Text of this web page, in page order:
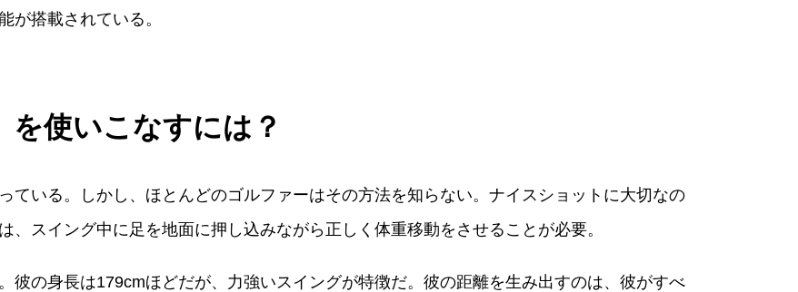
が搭載されている。
を使いこなすには？
ている。しかし、ほとんどのゴルファーはその方法を知らない。ナイスショットに大切なの
、スイング中に足を地面に押し込みながら正しく体重移動をさせることが必要。
彼の身長は179cmほどだが、力強いスイングが特徴だ。彼の距離を生み出すのは、彼がすべ